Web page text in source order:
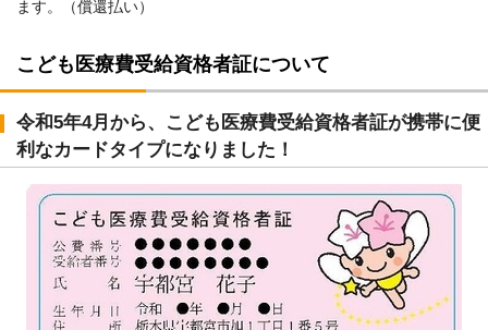
ます。（償還払い）
こども医療費受給資格者証について
令和5年4月から、こども医療費受給資格者証が携帯に便
利なカードタイプになりました！